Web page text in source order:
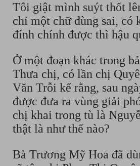
Tôi giật mình suýt thốt
chỉ một chữ dùng sai, có
đính chính được thì hậu
Ở một đoạn khác trong
Thưa chị, có lần chị
Văn Trỗi kể rằng, sau
được đưa ra vùng giải
chị khai trong tù là
thật là như thế nào?
Bà Trương Mỹ Hoa đã